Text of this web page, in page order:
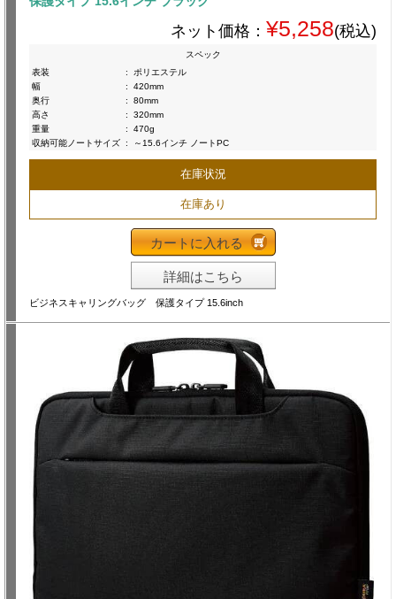
ネット価格： ¥5,258(税込)
スペック
表装
:
ポリエステル
幅
:
420mm
奥行
:
80mm
高さ
:
320mm
重量
:
470g
収納可能ノートサイズ : ～15.6インチ ノートPC
在庫状況
在庫あり
カートに入れる
詳細はこちら
ビジネスキャリングバッグ 保護タイプ 15.6inch